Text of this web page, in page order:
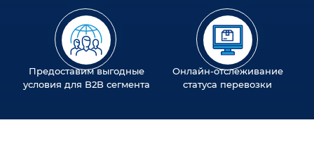
Предоставим выгодные
условия для B2B сегмента
Онлайн-отслеживание
статуса перевозки